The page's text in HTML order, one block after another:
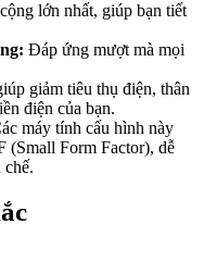
lớn nhất, giúp bạn tiết
Đáp ứng mượt mà mọi
giảm tiêu thụ điện, thân
điện của bạn.
máy tính cấu hình này
(Small Form Factor), dễ
chế.